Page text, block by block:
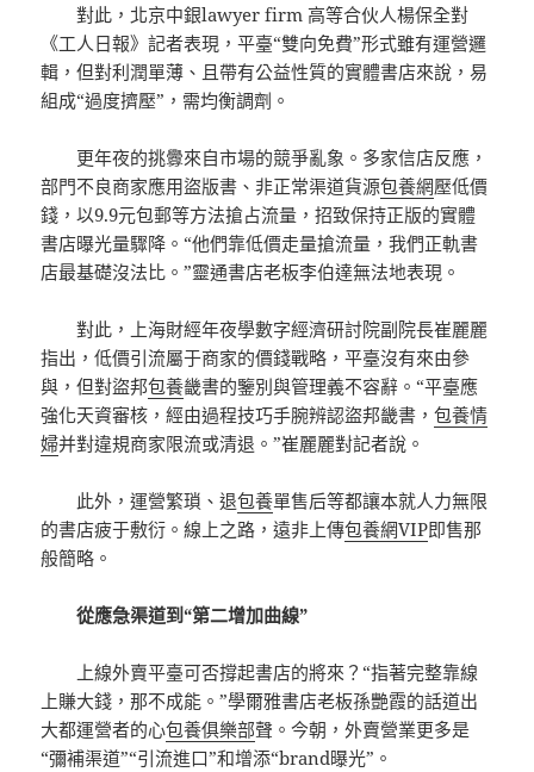
對此，北京中銀lawyer firm 高等合伙人楊保全對
《工人日報》記者表現，平臺“雙向免費”形式雖有運營邏
輯，但對利潤單薄、且帶有公益性質的實體書店來說，易
組成“過度擠壓”，需均衡調劑。
更年夜的挑釁來自市場的競爭亂象。多家信店反應，
部門不良商家應用盜版書、非正常渠道貨源包養網壓低價
錢，以9.9元包郵等方法搶占流量，招致保持正版的實體
書店曝光量驟降。“他們靠低價走量搶流量，我們正軌書
店最基礎沒法比。”靈通書店老板李伯達無法地表現。
對此，上海財經年夜學數字經濟研討院副院長崔麗麗
指出，低價引流屬于商家的價錢戰略，平臺沒有來由參
與，但對盜邦包養畿書的鑒別與管理義不容辭。“平臺應
強化天資審核，經由過程技巧手腕辨認盜邦畿書，包養情
婦并對違規商家限流或清退。”崔麗麗對記者說。
此外，運營繁瑣、退包養單售后等都讓本就人力無限
的書店疲于敷衍。線上之路，遠非上傳包養網VIP即售那
般簡略。
從應急渠道到“第二增加曲線”
上線外賣平臺可否撐起書店的將來？“指著完整靠線
上賺大錢，那不成能。”學爾雅書店老板孫艷霞的話道出
大都運營者的心包養俱樂部聲。今朝，外賣營業更多是
“彌補渠道”“引流進口”和增添“brand曝光”。